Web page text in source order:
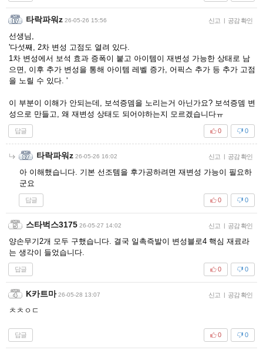
타락파워z 26-05-26 15:56 신고 | 공감 확인
선생님,
'다섯째, 2차 변성 고점도 열려 있다.
1차 변성에서 보석 효과 증폭이 붙고 아이템이 재변성 가능한 상태로 남
으면, 이후 추가 변성을 통해 아이템 레벨 증가, 어픽스 추가 등 추가 고점
을 노릴 수 있다. '
이 부분이 이해가 안되는데, 보석증뎀을 노리는거 아닌가요? 보석증뎀 변
성으로 만들고, 왜 재변성 상태도 되어야하는지 모르겠습니다ㅠ
답글 0
0
타락파워z 26-05-26 16:02 신고 | 공감 확인
아 이해했습니다. 기본 선조템을 후가공하려면 재변성 가능이 필요하
군요
답글 0
0
스타벅스3175 26-05-27 14:02 신고 | 공감 확인
양손무기2개 모두 구했습니다. 결국 일촉즉발이 변성블로4 핵심 재료라
는 생각이 들었습니다.
답글 0
0
K카트마 26-05-28 13:07 신고 | 공감 확인
ㅊㅊㅇㄷ
답글 0
0